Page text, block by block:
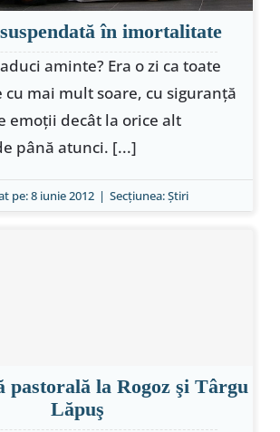
în imortalitate
aminte? Era o zi ca toate
mai mult soare, cu siguranţă
emoţii decât la orice alt
până atunci. [...]
pe: 8 iunie 2012 | Secțiunea:Ştiri
pastorală la Rogoz şi Târgu
Lăpuş